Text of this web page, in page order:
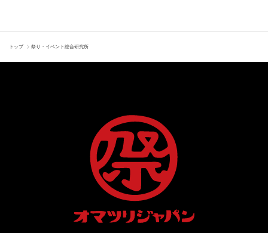
トップ 祭り・イベント総合研究所